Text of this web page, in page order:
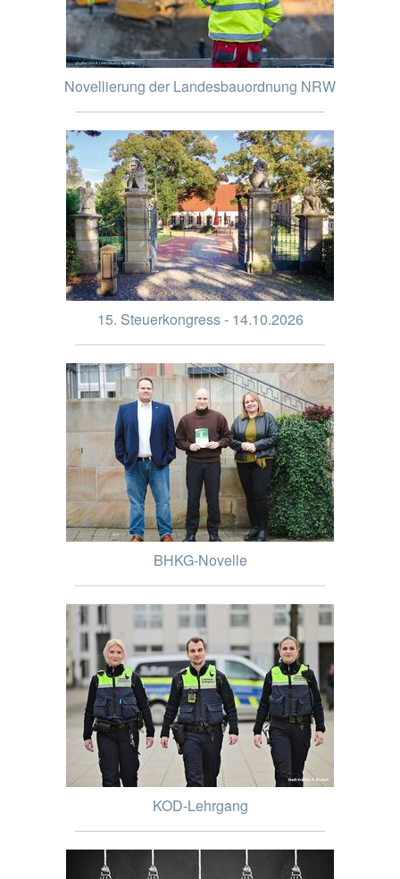
Novellierung der Landesbauordnung NRW
15. Steuerkongress - 14.10.2026
BHKG-Novelle
KOD-Lehrgang